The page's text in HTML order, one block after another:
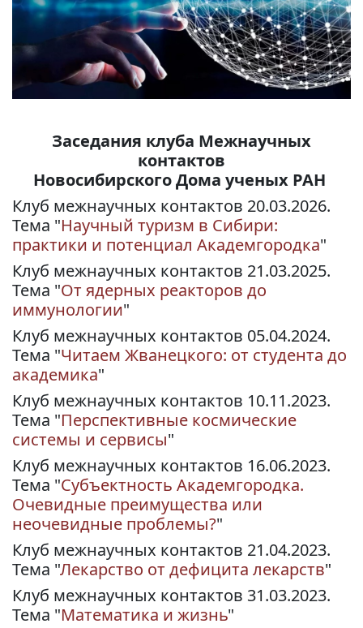
Заседания клуба Межнаучных
контактов
Новосибирского Дома ученых РАН
Клуб межнаучных контактов 20.03.2026.
Тема "Научный туризм в Сибири:
практики и потенциал Академгородка"
Клуб межнаучных контактов 21.03.2025.
Тема "От ядерных реакторов до
иммунологии"
Клуб межнаучных контактов 05.04.2024.
Тема "Читаем Жванецкого: от студента до
академика"
Клуб межнаучных контактов 10.11.2023.
Тема "Перспективные космические
системы и сервисы"
Клуб межнаучных контактов 16.06.2023.
Тема "Субъектность Академгородка.
Очевидные преимущества или
неочевидные проблемы?"
Клуб межнаучных контактов 21.04.2023.
Тема "Лекарство от дефицита лекарств"
Клуб межнаучных контактов 31.03.2023.
Тема "Математика и жизнь"